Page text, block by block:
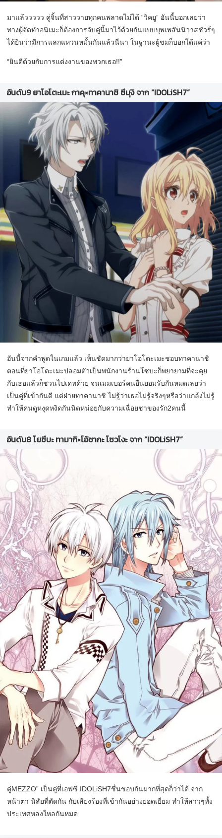
มาแล้ววววว คู่จิ้นที่สาววายทุกคนพลาดไม่ได้ “วิคยู” อันนี้บอกเลยว่า
ทางผู้จัดทำอนิเมะก็ต้องการจับคู่นี้มาไว้ด้วยกันแบบบุพเพสันนิวาสชัวร์ๆ
ได้ยินว่ามีการแลกแหวนหมั้นกันแล้วนี่นา ในฐานะผู้ชมก็บอกได้แค่ว่า
“ยินดีด้วยกับการแต่งงานของพวกเธอ!!”
อันดับ9 ยาโอโตะเมะ กาคุ×ทาคานาชิ ซึมุงิ จาก “IDOLiSH7”
อันนี้จากคำพูดในเกมแล้ว เห็นชัดมากว่ายาโอโตะเมะชอบทาคานาชิ
ตอนที่ยาโอโตะเมะปลอมตัวเป็นพนักงานร้านโซบะก็พยายามที่จะคุย
กับเธอแล้วก็ชวนไปเดทด้วย จนเมมเบอร์คนอื่นยอมรับกันหมดเลยว่า
เป็นคู่ที่เข้ากันดี แต่ฝ่ายทาคานาชิ ไม่รู้ว่าเธอไม่รู้จริงๆหรือว่าแกล้งไม่รู้
ทำให้คนดูหงุดหงิดกันนิดหน่อยกับความเฉื่อยชาของรัก2คนนี้
อันดับ8 โยซึบะ ทามากิ×โอ้ซากะ โซวโงะ จาก “IDOLiSH7”
คู่MEZZO” เป็นคู่ที่เอฟซี IDOLiSH7ชื่นชอบกันมากที่สุดก็ว่าได้ จาก
หน้าตา นิสัยที่ตัดกัน กับเสียงร้องที่เข้ากันอย่างยอดเยี่ยม ทำให้สาวๆทั้ง
ประเทศหลงใหลกันหมด